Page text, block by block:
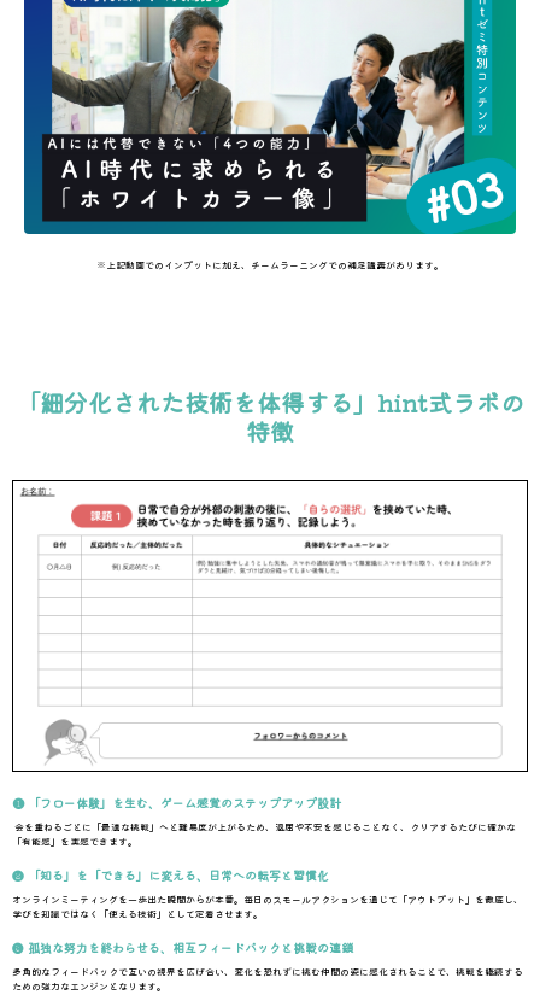
※上記動画でのインプットに加え、チームラーニングでの補足講義があります。
「細分化された技術を体得する」hint式ラボの
特徴
❶ 「フロー体験」を生む、ゲーム感覚のステップアップ設計
会を重ねるごとに「最適な挑戦」へと難易度が上がるため、退屈や不安を感じることなく、クリアするたびに確かな
「有能感」を実感できます。
❷ 「知る」を「できる」に変える、日常への転写と習慣化
オンラインミーティングを一歩出た瞬間からが本番。毎日のスモールアクションを通じて「アウトプット」を徹底し、
学びを知識ではなく「使える技術」として定着させます。
❸ 孤独な努力を終わらせる、相互フィードバックと挑戦の連鎖
多角的なフィードバックで互いの視界を広げ合い、変化を恐れずに挑む仲間の姿に感化されることで、挑戦を継続する
ための強力なエンジンとなります。